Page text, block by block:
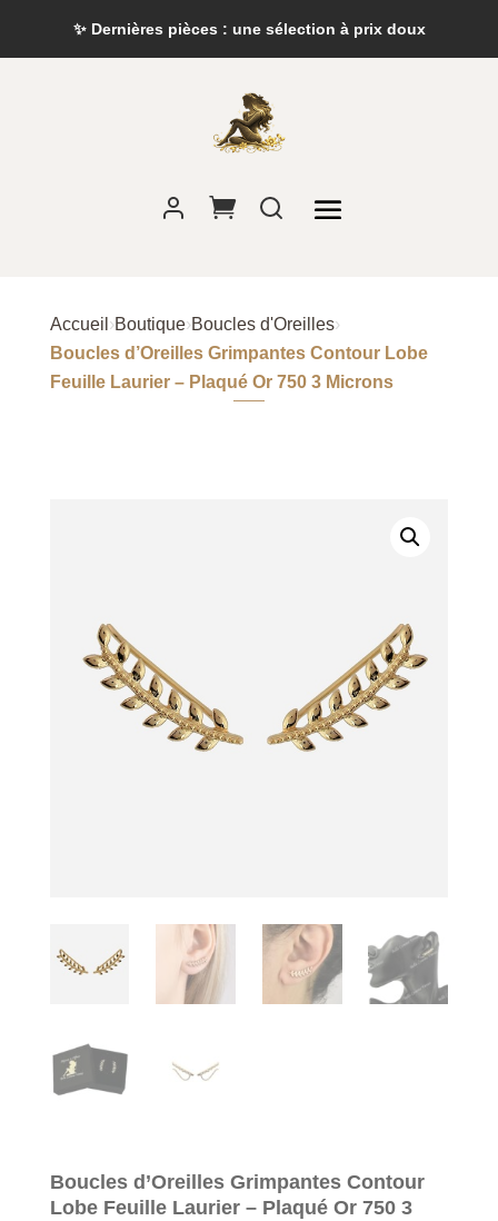
✨ Dernières pièces : une sélection à prix doux
Accueil ›Boutique›Boucles d'Oreilles›
Boucles d’Oreilles Grimpantes Contour Lobe
Feuille Laurier – Plaqué Or 750 3 Microns
Boucles d’Oreilles Grimpantes Contour
Lobe Feuille Laurier – Plaqué Or 750 3